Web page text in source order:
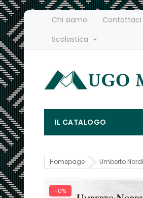
Chi siamo Contattaci
Scolastica
IL CATALOGO
Homepage Umberto
-0%